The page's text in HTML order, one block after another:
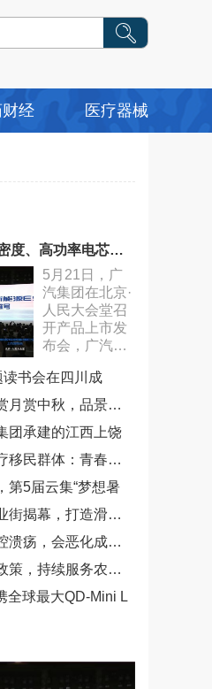
财经 医疗器械
正力新能高能量密度、高功率电芯独家配套广汽传祺E9
5月21日，广
汽集团在北京·
人民大会堂召
开产品上市发
布会，广汽传
E9正式官宣上
市。据电池中
国了解，广汽
传祺E9MPV车
型搭载了正力
新能独家配套
的高能量密
度、高功率电
芯及匣电池
包，并搭配广
技术，纯
读书会在四川成
赏中秋，品景品情
团承建的江西上饶
民群体：青春恰似
第5届云集“梦想暑
揭幕，打造滑雪休
疡，会恶化成癌？
，持续服务农户农
全球最大QD-Mini L